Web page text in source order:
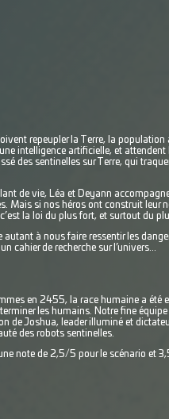
repeupler la Terre, la
intelligence artificielle, et
des sentinelles sur Terre, qui
de vie, Léa et Deyann
Mais si nos héros ont construit leur
la loi du plus fort, et surtout du
à nous faire ressentir les
cahier de recherche sur l’univers...
en 2455, la race humaine a été
les humains. Notre fine
de Joshua, leader illuminé et
des robots sentinelles.
note de 2,5/5 pour le scénario et